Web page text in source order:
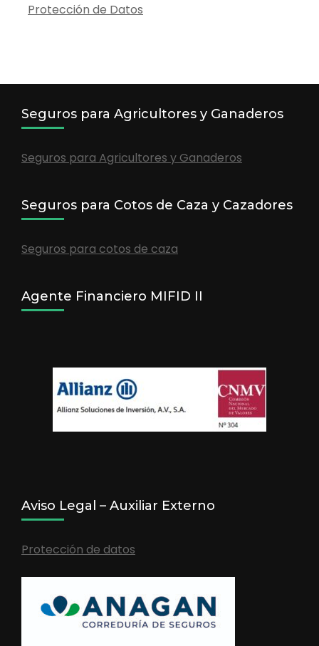
Protección de Datos
Seguros para Agricultores y Ganaderos
Seguros para Agricultores y Ganaderos
Seguros para Cotos de Caza y Cazadores
Seguros para cotos de caza
Agente Financiero MIFID II
Aviso Legal – Auxiliar Externo
Protección de datos